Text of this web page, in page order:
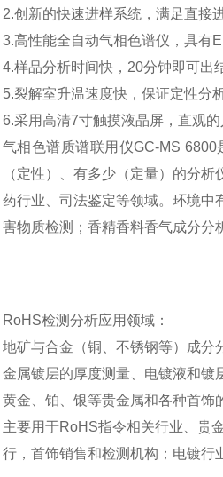
2.创新的快速进样系统，满足直接
3.高性能全自动气相色谱仪，具有
4.样品分析时间快，20分钟即可出
5.裂解室升温速度快，保证定性分
6.采用高清7寸触摸液晶屏，直观
气相色谱质谱联用仪GC-MS
（定性）、有多少（定量）的分
药行业、司法鉴定等领域。环境中
害物质检测；香精香料香气成分分
RoHS检测分析应用领域：
地矿与合金（铜、不锈钢等）成分
金属镀层的厚度测量、电镀液和镀
黄金、铂、银等贵金属和各种首饰
主要用于RoHS指令相关行业、贵
行，首饰销售和检测机构；电镀行